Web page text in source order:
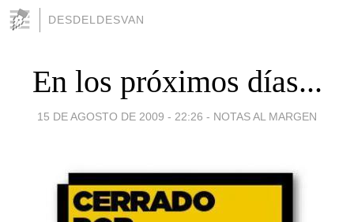
DESDELDESVAN
En los próximos días...
15 DE AGOSTO DE 2009 - 22:26 - NOTAS AL MARGEN